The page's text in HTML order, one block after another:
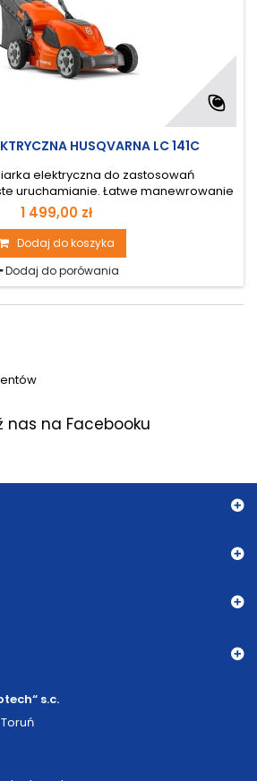
HUSQVARNA LC 141C
elektryczna do zastosowań
uruchamianie. Łatwe manewrowanie
budowie. Wkładka BioClip® dostepna
jako osprzęt.
1 499,00 zł
Dodaj do koszyka
Dodaj do porówania
nas na Facebooku
s.c.